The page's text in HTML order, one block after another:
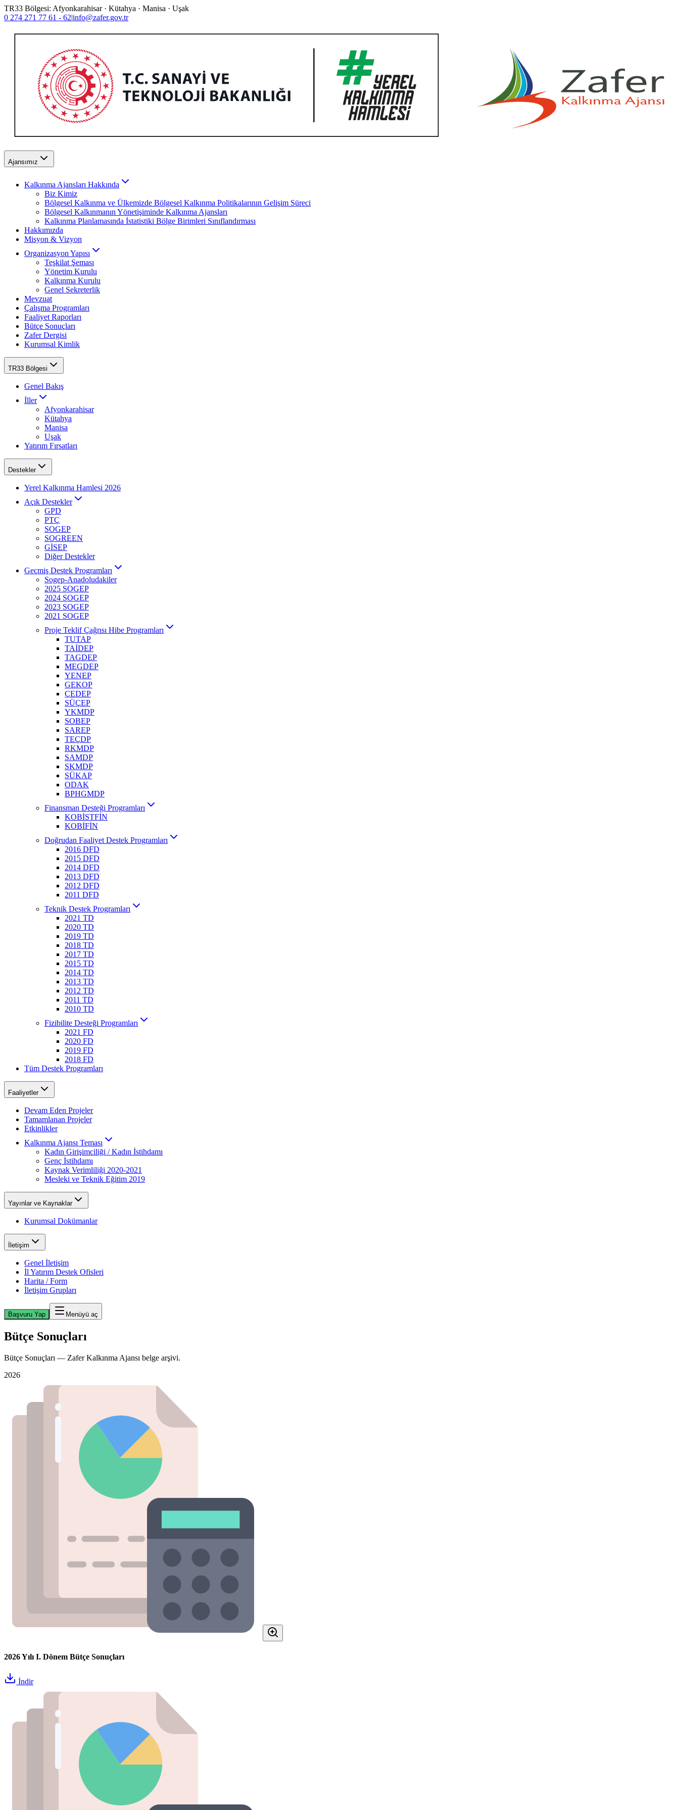
TR33 Bölgesi: Afyonkarahisar · Kütahya · Manisa · Uşak
0 274 271 77 61 - 62|info@zafer.gov.tr
Ajansımız
Kalkınma Ajansları Hakkında
Biz Kimiz
Bölgesel Kalkınma ve Ülkemizde Bölgesel Kalkınma Politikalarının Gelişim Süreci
Bölgesel Kalkınmanın Yönetişiminde Kalkınma Ajansları
Kalkınma Planlamasında İstatistiki Bölge Birimleri Sınıflandırması
Hakkımızda
Misyon & Vizyon
Organizasyon Yapısı
Teşkilat Şeması
Yönetim Kurulu
Kalkınma Kurulu
Genel Sekreterlik
Mevzuat
Çalışma Programları
Faaliyet Raporları
Bütçe Sonuçları
Zafer Dergisi
Kurumsal Kimlik
TR33 Bölgesi
Genel Bakış
İller
Afyonkarahisar
Kütahya
Manisa
Uşak
Yatırım Fırsatları
Destekler
Yerel Kalkınma Hamlesi 2026
Açık Destekler
GPD
PTÇ
SOGEP
SOGREEN
GİSEP
Diğer Destekler
Geçmiş Destek Programları
Sogep-Anadoludakiler
2025 SOGEP
2024 SOGEP
2023 SOGEP
2021 SOGEP
Proje Teklif Çağrısı Hibe Programları
TUTAP
TAİDEP
TAGDEP
MEGDEP
YENEP
GEKOP
ÇEDEP
SÜÇEP
YKMDP
SOBEP
SAREP
TEÇDP
RKMDP
SAMDP
SKMDP
SÜKAP
ODAK
BPHGMDP
Finansman Desteği Programları
KOBİSTFİN
KOBİFİN
Doğrudan Faaliyet Destek Programları
2016 DFD
2015 DFD
2014 DFD
2013 DFD
2012 DFD
2011 DFD
Teknik Destek Programları
2021 TD
2020 TD
2019 TD
2018 TD
2017 TD
2015 TD
2014 TD
2013 TD
2012 TD
2011 TD
2010 TD
Fizibilite Desteği Programları
2021 FD
2020 FD
2019 FD
2018 FD
Tüm Destek Programları
Faaliyetler
Devam Eden Projeler
Tamamlanan Projeler
Etkinlikler
Kalkınma Ajansı Teması
Kadın Girişimciliği / Kadın İstihdamı
Genç İstihdamı
Kaynak Verimliliği 2020-2021
Mesleki ve Teknik Eğitim 2019
Yayınlar ve Kaynaklar
Kurumsal Dokümanlar
İletişim
Genel İletişim
İl Yatırım Destek Ofisleri
Harita / Form
İletişim Grupları
Başvuru Yap Menüyü aç
Bütçe Sonuçları
Bütçe Sonuçları — Zafer Kalkınma Ajansı belge arşivi.
2026
2026 Yılı I. Dönem Bütçe Sonuçları
İndir